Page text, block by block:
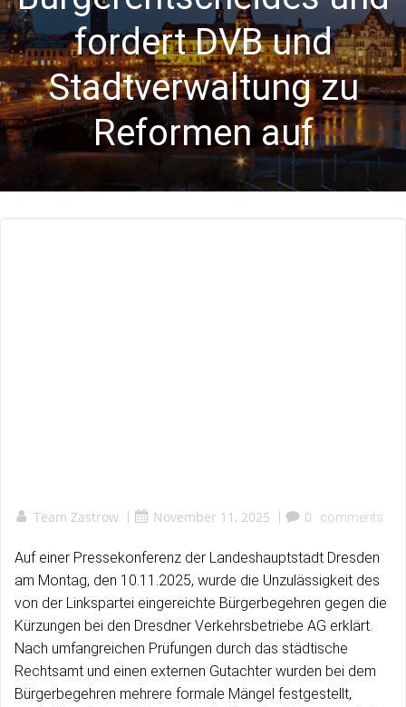
fordert DVB und
Stadtverwaltung zu
Reformen auf
Team Zastrow | November 11, 2025 | 0 comments
Auf einer Pressekonferenz der Landeshauptstadt Dresden
am Montag, den 10.11.2025, wurde die Unzulässigkeit des
von der Linkspartei eingereichte Bürgerbegehren gegen die
Kürzungen bei den Dresdner Verkehrsbetriebe AG erklärt.
Nach umfangreichen Prüfungen durch das städtische
Rechtsamt und einen externen Gutachter wurden bei dem
Bürgerbegehren mehrere formale Mängel festgestellt,